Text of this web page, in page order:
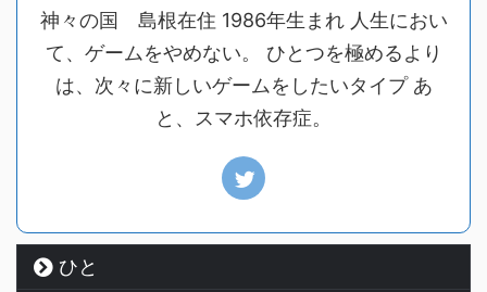
神々の国 島根在住 1986年生まれ 人生におい
て、ゲームをやめない。 ひとつを極めるより
は、次々に新しいゲームをしたいタイプ あ
と、スマホ依存症。
ひと